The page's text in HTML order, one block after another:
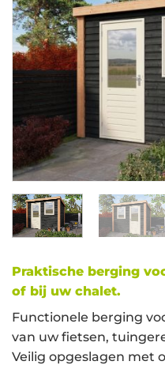
Praktische berging
of bij uw chalet.
Functionele berging
van uw fietsen,
Veilig opgeslagen met